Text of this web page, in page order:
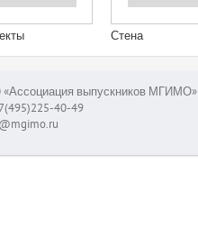
Стена
«Ассоциация выпускников МГИМО»
40-49